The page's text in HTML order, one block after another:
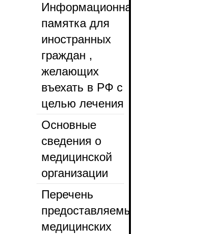
Информационная
памятка для
иностранных
граждан ,
желающих
въехать в РФ с
целью лечения
Основные
сведения о
медицинской
организации
Перечень
предоставляемых
медицинских